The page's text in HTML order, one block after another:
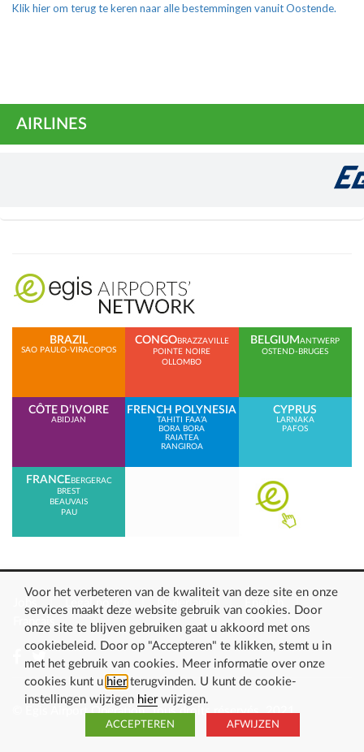
Klik hier om terug te keren naar alle bestemmingen vanuit Oostende.
AIRLINES
BRAZIL
SAO PAULO-VIRACOPOS
CONGOBRAZZAVILLE
POINTE NOIRE
OLLOMBO
BELGIUMANTWERP
OSTEND-BRUGES
CÔTE D’IVOIRE
ABIDJAN
FRENCH POLYNESIA
TAHITI FAA’A
BORA BORA
RAIATEA
RANGIROA
CYPRUS
LARNAKA
PAFOS
FRANCEBERGERAC
BREST
BEAUVAIS
PAU
Legal notice Nederlands
English
© Egis Airport Operation. Tous droits réservés. 2021
Voor het verbeteren van de kwaliteit van deze site en onze
services maakt deze website gebruik van cookies. Door
onze site te blijven gebruiken gaat u akkoord met ons
cookiebeleid. Door op "Accepteren" te klikken, stemt u in
met het gebruik van cookies. Meer informatie over onze
cookies kunt u hier terugvinden. U kunt de cookie-
instellingen wijzigen hierwijzigen.
ACCEPTEREN AFWIJZEN